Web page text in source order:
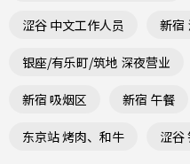
涩谷 中文工作人员 新宿
银座/有乐町/筑地 深夜营业
新宿 吸烟区 新宿 午餐
东京站 烤肉、和牛 涩谷